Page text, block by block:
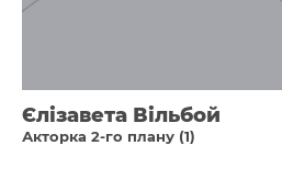
Єлізавета Вільбой
Акторка 2-го плану (1)